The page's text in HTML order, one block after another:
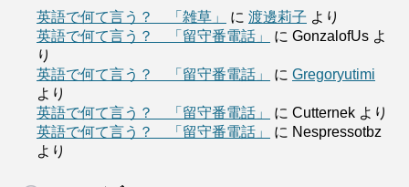
英語で何て言う？ 「雑草」 に 渡邊莉子 より
英語で何て言う？ 「留守番電話」
に GonzalofUs よ
り
英語で何て言う？ 「留守番電話」
に Gregoryutimi
より
英語で何て言う？ 「留守番電話」
に Cutternek より
英語で何て言う？ 「留守番電話」
に Nespressotbz
より